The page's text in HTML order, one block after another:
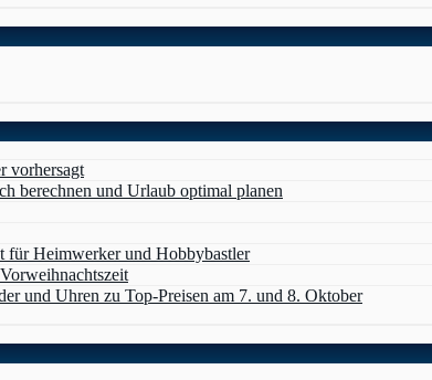
vorhersagt
berechnen und Urlaub optimal planen
für Heimwerker und Hobbybastler
und Uhren zu Top-Preisen am 7. und 8. Oktober